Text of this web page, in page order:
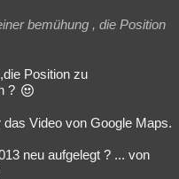
bemühung , die Position
Position zu
?
Video von Google Maps.
neu aufgelegt ? ... von